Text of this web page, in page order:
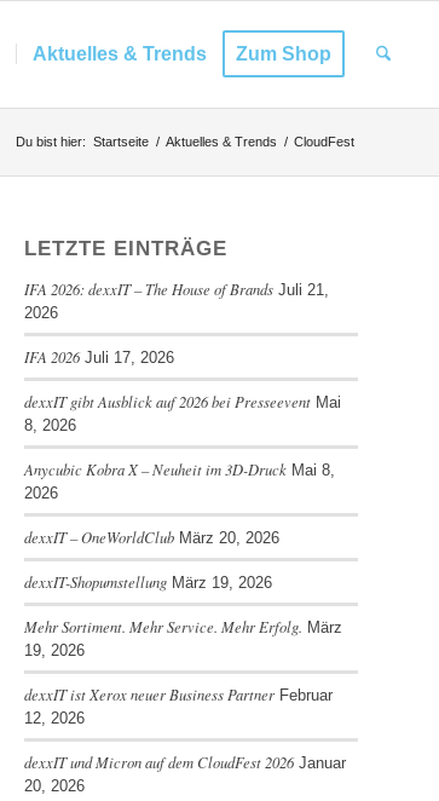
Aktuelles & Trends Zum Shop
Du bist hier: Startseite / Aktuelles & Trends / CloudFest
LETZTE EINTRÄGE
IFA 2026: dexxIT – The House of Brands Juli 21,
2026
IFA 2026 Juli 17, 2026
dexxIT gibt Ausblick auf 2026 bei Presseevent Mai
8, 2026
Anycubic Kobra X – Neuheit im 3D-Druck Mai 8,
2026
dexxIT – OneWorldClub März 20, 2026
dexxIT-Shopumstellung März 19, 2026
Mehr Sortiment. Mehr Service. Mehr Erfolg. März
19, 2026
dexxIT ist Xerox neuer Business Partner Februar
12, 2026
dexxIT und Micron auf dem CloudFest 2026 Januar
20, 2026